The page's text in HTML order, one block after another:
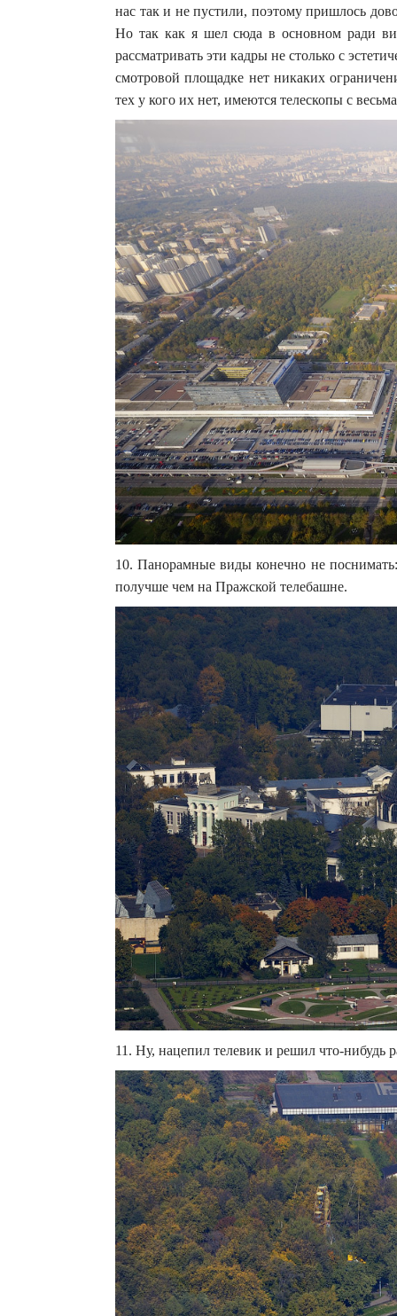
нас так и не пустили, поэтому пришлось
Но так как я шел сюда в основном ради
рассматривать эти кадры не столько с
смотровой площадке нет никаких
тех у кого их нет, имеются телескопы с
10. Панорамные виды конечно не поснимать:
получше чем на Пражской телебашне.
11. Ну, нацепил телевик и решил что-